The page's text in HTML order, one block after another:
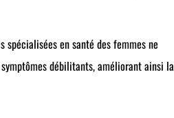
en santé des femmes ne
débilitants, améliorant ainsi la